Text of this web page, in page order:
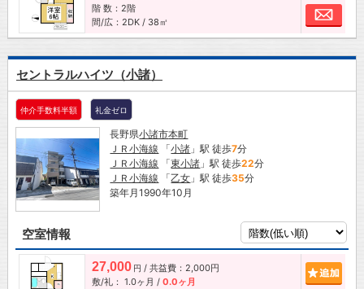
階 数：2階
間/広：2DK / 38㎡
お
セントラルハイツ（小諸）
仲介手数料半額 礼金ゼロ
長野県小諸市本町
ＪＲ小海線 「小諸 」駅 徒歩7分
ＪＲ小海線 「東小諸 」駅 徒歩22分
ＪＲ小海線 「乙女 」駅 徒歩35分
築年月1990年10月
空室情報
27,000 円 / 共益費：2,000円
敷/礼： 1.0ヶ月 / 0.0ヶ月